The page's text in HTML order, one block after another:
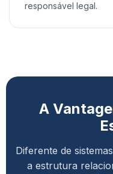
responsável legal.
A
Diferente de
a estrutura